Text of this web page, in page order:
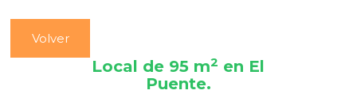
Volver
Local de 95 m2 en El
Puente.